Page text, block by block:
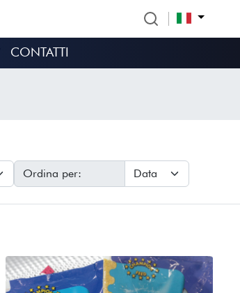
CONTATTI
Ordina per: